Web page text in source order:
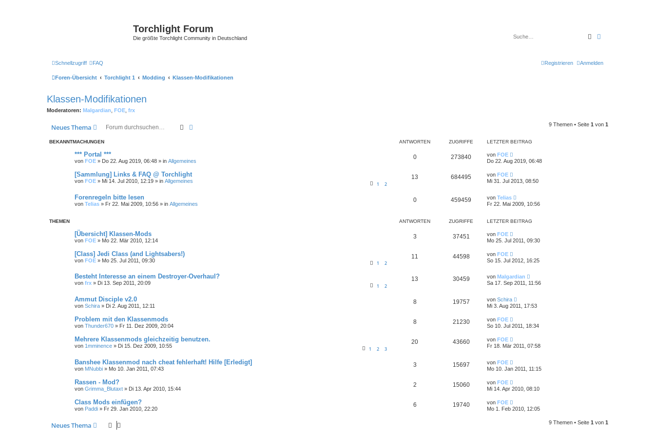
Torchlight Forum
Die größte Torchlight Community in Deutschland Suche
Schnellzugriff FAQ Anmelden
Registrieren
Foren-Übersicht Torchlight 1 Modding Klassen-Modifikationen
Klassen-Modifikationen
Moderatoren: Malgardian FOE frx
Neues Thema Suche 9 Themen • Seite 1 von 1
BEKANNTMACHUNGEN ANTWORTEN ZUGRIFFE LETZTER BEITRAG
*** Portal ***
von FOE » Do 22. Aug 2019, 06:48 » in Allgemeines
0 273840 von FOE
Do 22. Aug 2019, 06:48
[Sammlung] Links & FAQ @ Torchlight
von FOE » Mi 14. Jul 2010, 12:19 » in Allgemeines 1 2
13 684495 von FOE
Mi 31. Jul 2013, 08:50
Forenregeln bitte lesen
von Telias » Fr 22. Mai 2009, 10:56 » in Allgemeines
0 459459 von Telias
Fr 22. Mai 2009, 10:56
THEMEN ANTWORTEN ZUGRIFFE LETZTER BEITRAG
[Übersicht] Klassen-Mods
von FOE » Mo 22. Mär 2010, 12:14
3 37451 von FOE
Mo 25. Jul 2011, 09:30
[Class] Jedi Class (and Lightsabers!)
von FOE » Mo 25. Jul 2011, 09:30 1 2
11 44598 von FOE
So 15. Jul 2012, 16:25
Besteht Interesse an einem Destroyer-Overhaul?
von frx » Di 13. Sep 2011, 20:09 1 2
13 30459 von Malgardian
Sa 17. Sep 2011, 11:56
Ammut Disciple v2.0
von Schira » Di 2. Aug 2011, 12:11
8 19757 von Schira
Mi 3. Aug 2011, 17:53
Problem mit den Klassenmods
von Thunder670 » Fr 11. Dez 2009, 20:04
8 21230 von FOE
So 10. Jul 2011, 18:34
Mehrere Klassenmods gleichzeitig benutzen.
von 1mminence » Di 15. Dez 2009, 10:55 1 2 3
20 43660 von FOE
Fr 18. Mär 2011, 07:58
Banshee Klassenmod nach cheat fehlerhaft! Hilfe [Erledigt]
von MNubbi » Mo 10. Jan 2011, 07:43
3 15697 von FOE
Mo 10. Jan 2011, 11:15
Rassen - Mod?
von Grimma_Blutaxt » Di 13. Apr 2010, 15:44
2 15060 von FOE
Mi 14. Apr 2010, 08:10
Class Mods einfügen?
von Paddi » Fr 29. Jan 2010, 22:20
6 19740 von FOE
Mo 1. Feb 2010, 12:05
Neues Thema 9 Themen • Seite 1 von 1